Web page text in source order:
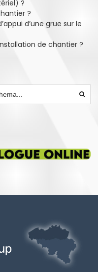
?
?
d’une grue sur le
de chantier ?